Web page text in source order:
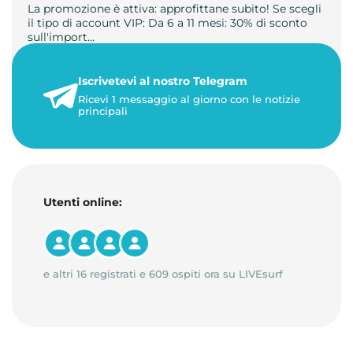
La promozione è attiva: approfittane subito! Se scegli
il tipo di account VIP: Da 6 a 11 mesi: 30% di sconto
sull'import…
1 minuto di letturaIscrivetevi al nostro Telegram
Ricevi 1 messaggio al giorno con le notizie
principali
Utenti online:
e altri 16 registrati e 609 ospiti ora su LIVEsurf